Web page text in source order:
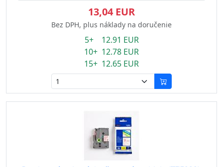
13,04 EUR
Bez DPH, plus náklady na doručenie
5+ 12.91 EUR
10+ 12.78 EUR
15+ 12.65 EUR